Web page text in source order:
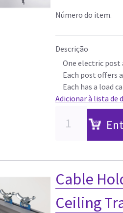
Número do item.
Descrição
One electric post
Each post offers
Each has a load
Adicionar à lista de
Cable
Ceiling